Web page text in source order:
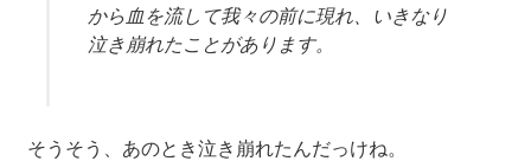
から血を流して我々の前に現れ、いきなり
泣き崩れたことがあります。
そうそう、あのとき泣き崩れたんだっけね。